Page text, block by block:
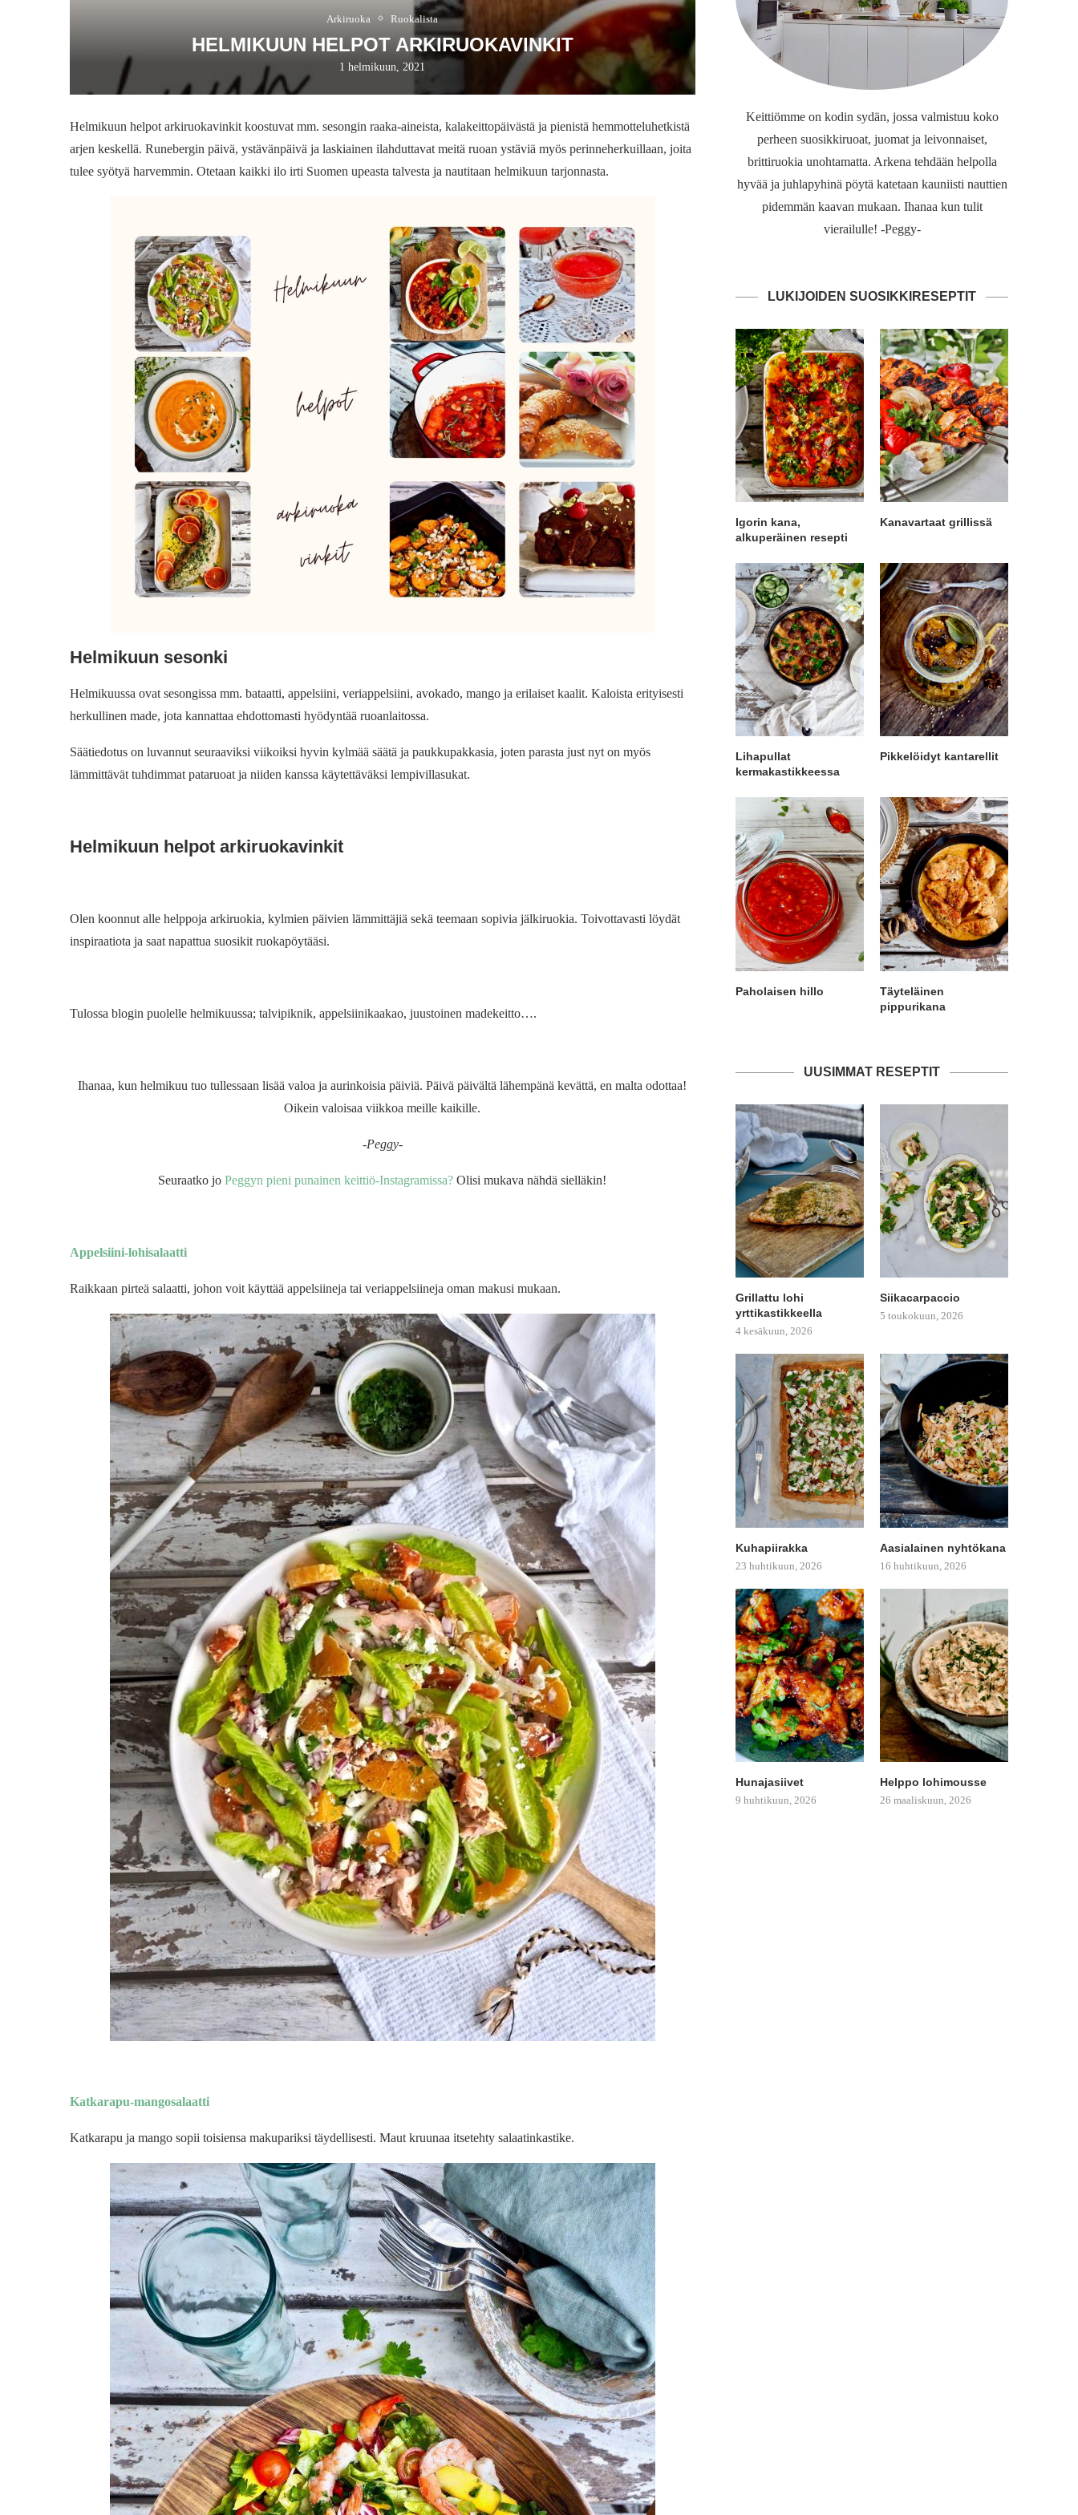
Arkiruoka Ruokalista
HELMIKUUN HELPOT ARKIRUOKAVINKIT
1 helmikuun, 2021
Helmikuun helpot arkiruokavinkit koostuvat mm. sesongin raaka-aineista, kalakeittopäivästä ja pienistä hemmotteluhetkistä
arjen keskellä. Runebergin päivä, ystävänpäivä ja laskiainen ilahduttavat meitä ruoan ystäviä myös perinneherkuillaan, joita
tulee syötyä harvemmin. Otetaan kaikki ilo irti Suomen upeasta talvesta ja nautitaan helmikuun tarjonnasta.
Helmikuun sesonki
Helmikuussa ovat sesongissa mm. bataatti, appelsiini, veriappelsiini, avokado, mango ja erilaiset kaalit. Kaloista erityisesti
herkullinen made, jota kannattaa ehdottomasti hyödyntää ruoanlaitossa.
Säätiedotus on luvannut seuraaviksi viikoiksi hyvin kylmää säätä ja paukkupakkasia, joten parasta just nyt on myös
lämmittävät tuhdimmat pataruoat ja niiden kanssa käytettäväksi lempivillasukat.
Helmikuun helpot arkiruokavinkit
Olen koonnut alle helppoja arkiruokia, kylmien päivien lämmittäjiä sekä teemaan sopivia jälkiruokia. Toivottavasti löydät
inspiraatiota ja saat napattua suosikit ruokapöytääsi.
Tulossa blogin puolelle helmikuussa; talvipiknik, appelsiinikaakao, juustoinen madekeitto….
Ihanaa, kun helmikuu tuo tullessaan lisää valoa ja aurinkoisia päiviä. Päivä päivältä lähempänä kevättä, en malta odottaa!
Oikein valoisaa viikkoa meille kaikille.
-Peggy-
Seuraatko joPeggyn pieni punainen keittiö-Instagramissa?Olisi mukava nähdä sielläkin!
Appelsiini-lohisalaatti
Raikkaan pirteä salaatti, johon voit käyttää appelsiineja tai veriappelsiineja oman makusi mukaan.
Katkarapu-mangosalaatti
Katkarapu ja mango sopii toisiensa makupariksi täydellisesti. Maut kruunaa itsetehty salaatinkastike.
Keittiömme on kodin sydän, jossa valmistuu koko
perheen suosikkiruoat, juomat ja leivonnaiset,
brittiruokia unohtamatta. Arkena tehdään helpolla
hyvää ja juhlapyhinä pöytä katetaan kauniisti nauttien
pidemmän kaavan mukaan. Ihanaa kun tulit
vierailulle! -Peggy-
LUKIJOIDEN SUOSIKKIRESEPTIT
Igorin kana,
alkuperäinen resepti
Kanavartaat grillissä
Lihapullat
kermakastikkeessa
Pikkelöidyt kantarellit
Paholaisen hillo
Täyteläinen
pippurikana
UUSIMMAT RESEPTIT
Grillattu lohi
yrttikastikkeella
4 kesäkuun, 2026
Siikacarpaccio
5 toukokuun, 2026
Kuhapiirakka
23 huhtikuun, 2026
Aasialainen nyhtökana
16 huhtikuun, 2026
Hunajasiivet
9 huhtikuun, 2026
Helppo lohimousse
26 maaliskuun, 2026